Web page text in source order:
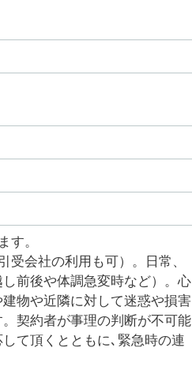
す。
会社の利用も可）。日常、
前後や体調急変時など）。心
物や近隣に対して迷惑や損害
契約者が事理の判断が不可能
て頂くとともに､緊急時の連